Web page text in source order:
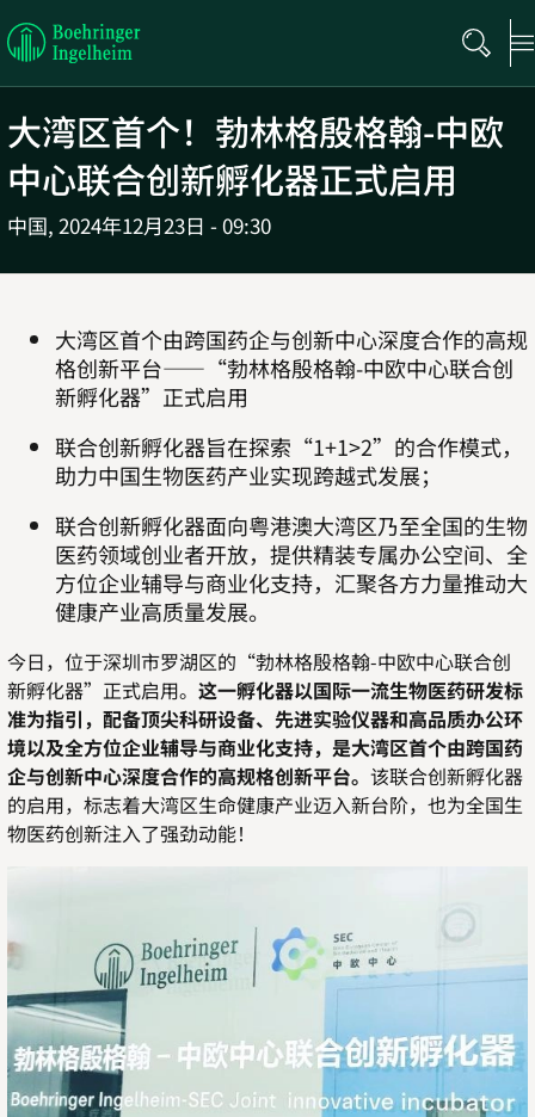
Boehringer
Ingelheim
大湾区首个！勃林格殷格翰-中欧
中心联合创新孵化器正式启用
中国, 2024年12月23日 - 09:30
大湾区首个由跨国药企与创新中心深度合作的高规
格创新平台——“勃林格殷格翰-中欧中心联合创
新孵化器”正式启用
联合创新孵化器旨在探索“1+1>2” 的合作模式，
助力中国生物医药产业实现跨越式发展；
联合创新孵化器面向粤港澳大湾区乃至全国的生物
医药领域创业者开放，提供精装专属办公空间、全
方位企业辅导与商业化支持，汇聚各方力量推动大
健康产业高质量发展。
今日，位于深圳市罗湖区的“勃林格殷格翰-中欧中心联合创
新孵化器”正式启用。 这一孵化器以国际一流生物医药研发标
准为指引，配备顶尖科研设备、先进实验仪器和高品质办公环
境以及全方位企业辅导与商业化支持，是大湾区首个由跨国药
企与创新中心深度合作的高规格创新平台。 该联合创新孵化器
的启用，标志着大湾区生命健康产业迈入新台阶，也为全国生
物医药创新注入了强劲动能！